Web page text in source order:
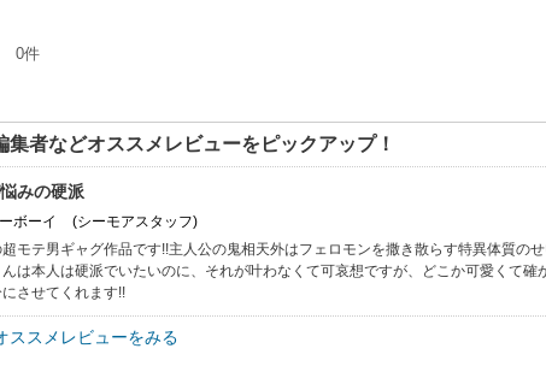
0件
集者などオススメレビューをピックアップ！
みの硬派
ボーイ
(シーモアスタッフ)
モテ男ギャグ作品です!!主人公の鬼相天外はフェロモンを撒き散らす特異体質の
は本人は硬派でいたいのに、それが叶わなくて可哀想ですが、どこか可愛くて確
させてくれます!!
ススメレビューをみる